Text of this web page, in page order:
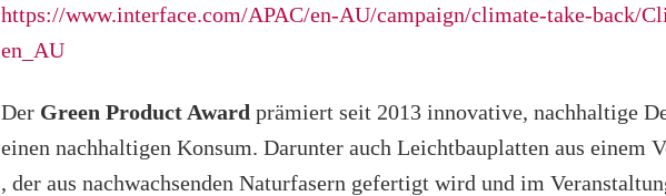
https://www.interface.com/APAC/en-AU/campaign/climate-take-back/
en_AU
Der Green Product Award prämiert seit 2013 innovative, nachhaltige
einen nachhaltigen Konsum. Darunter auch Leichtbauplatten aus einem
, der aus nachwachsenden Naturfasern gefertigt wird und im